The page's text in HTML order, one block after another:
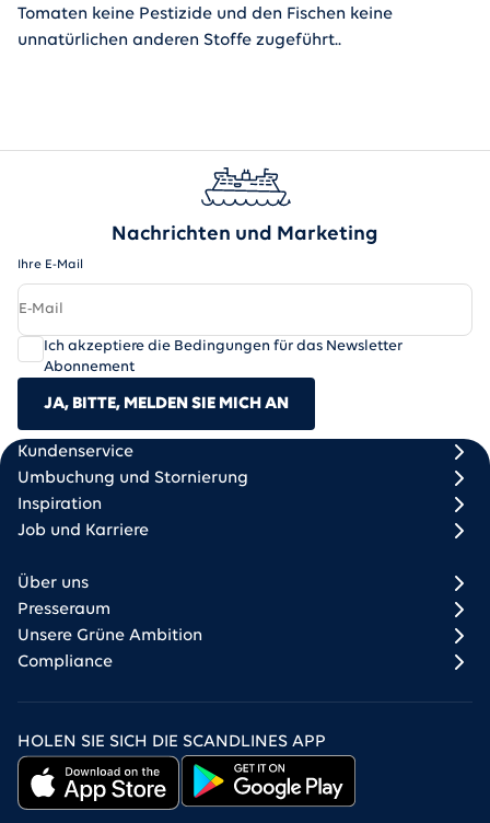
Tomaten keine Pestizide und den Fischen keine
unnatürlichen anderen Stoffe zugeführt..
Nachrichten und Marketing
Ihre E-Mail
Ich akzeptiere die Bedingungen für das Newsletter
Abonnement
JA, BITTE, MELDEN SIE MICH AN
Scandlines
Footer column 1
Kundenservice
Umbuchung und Stornierung
Inspiration
Job und Karriere
Footer column 2
Über uns
Presseraum
Unsere Grüne Ambition
Compliance
HOLEN SIE SICH DIE SCANDLINES APP